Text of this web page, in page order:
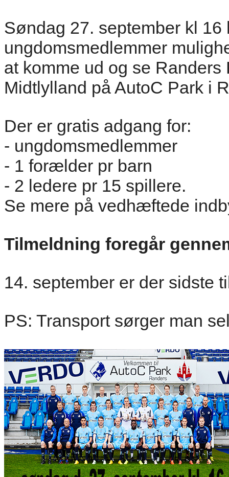
Søndag 27. september kl 16
ungdomsmedlemmer
at komme ud og se
Midtlylland på AutoC Park i
Der er gratis adgang for:
- ungdomsmedlemmer
- 1 forælder pr barn
- 2 ledere pr 15 spillere.
Se mere på vedhæftede
Tilmeldning foregår
14. september er der sidste
PS: Transport sørger man